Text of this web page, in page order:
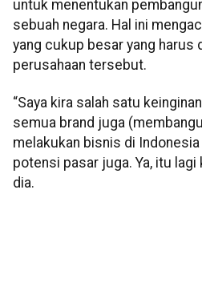
untuk menentukan
sebuah negara. Hal ini
yang cukup besar yang harus
perusahaan tersebut.
“Saya kira salah satu
semua brand juga
melakukan bisnis di
potensi pasar juga. Ya, itu lagi
dia.